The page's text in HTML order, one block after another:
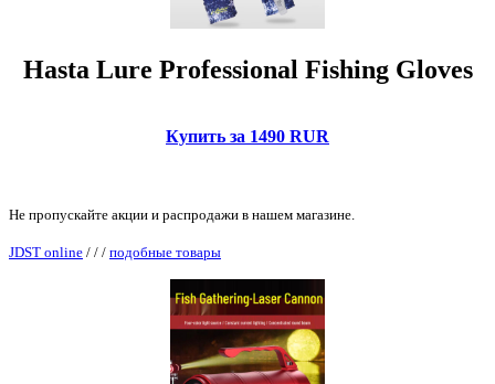
Hasta Lure Professional Fishing Gloves
Купить за 1490 RUR
Не пропускайте акции и распродажи в нашем магазине.
JDST online / / / подобные товары